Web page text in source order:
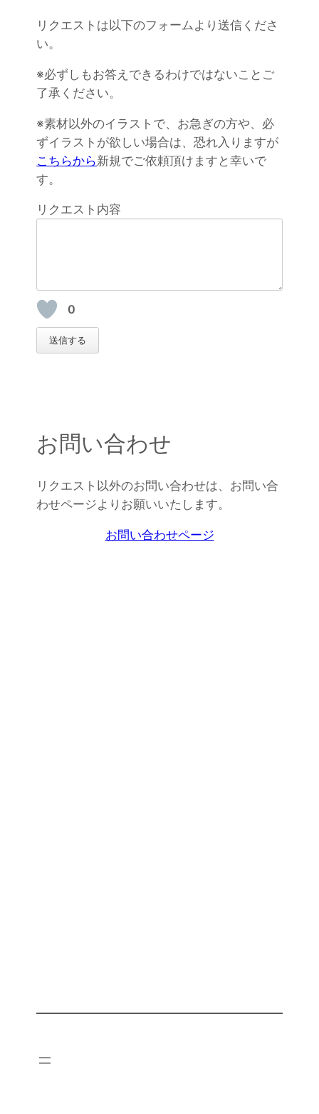
リクエストは以下のフォームより送信くださ
い。
※必ずしもお答えできるわけではないことご
了承ください。
※素材以外のイラストで、お急ぎの方や、必
ずイラストが欲しい場合は、恐れ入りますが
こちらから新規でご依頼頂けますと幸いで
す。
リクエスト内容
0
送信する
お問い合わせ
リクエスト以外のお問い合わせは、お問い合
わせページよりお願いいたします。
お問い合わせページ